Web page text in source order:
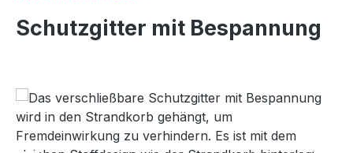
Schutzgitter mit Bespannung
Bildergalerie überspringen